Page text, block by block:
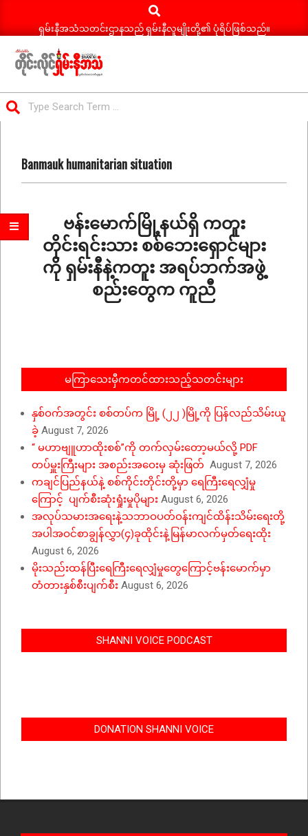
Search
ရှမ်းနီအသံသတင်းဌာနသည် ရှမ်းနီလူမျိုးတို့၏ ပုံရိပ်ဖြစ်သည်။
ရှမ်း
နီ
သတင်း
MenuBanmauk humanitarian situation
ဗန်းမောက်မြို့နယ်ရှိ ကတူး
တိုင်းရင်းသား စစ်ဘေးရှောင်များ
ကို ရှမ်းနီနဲ့ကတူး အရပ်ဘက်အဖွဲ့
စည်းတွေက ကူညီ
မကြာသေးမှီကတင်ထားသည့်သတင်းများ
နှစ်ဝက်အတွင်း စစ်တပ်က မြို့ (၂၂ )မြို့ကို ပြန်လည်သိမ်းယူ
ခဲ့ August 7, 2026
“ မဟာဗျူဟာထိုးစစ်”ကို တက်လှမ်းတော့မယ်လို့ PDF
တပ်မှူးကြီးများ အစည်းအဝေးမှ ဆုံးဖြတ် August 7, 2026
ကချင်ပြည်နယ်နဲ့ စစ်ကိုင်းတိုင်းတို့မှာ ရေကြီးရေလျှံမှု
ကြောင့် ပျက်စီးဆုံးရှုံးမှုပိုများ August 6, 2026
အလုပ်သမားအရေးနဲ့သဘာဝပတ်ဝန်းကျင်ထိန်းသိမ်းရေးတို့
အပါအဝင်စာချွန်လွှာ(၄)ခုထိုင်းနဲ့မြန်မာလက်မှတ်ရေးထိုး
August 6, 2026
မိုးသည်းထန်ပြီးရေကြီးရေလျှံမှုတွေကြောင့်ဗန်းမောက်မှာ
တံတားနှစ်စီးပျက်စီး August 6, 2026
SHANNI VOICE PODCAST
DONATION SHANNI VOICE